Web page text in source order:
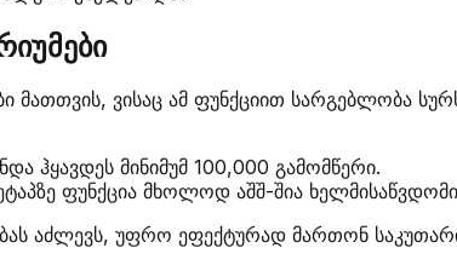
მათთვის, ვისაც ამ ფუნქციით სარგებლობა
ჰყავდეს მინიმუმ 100,000 გამომწერი.
ფუნქცია მხოლოდ აშშ-შია
აძლევს, უფრო ეფექტურად მართონ